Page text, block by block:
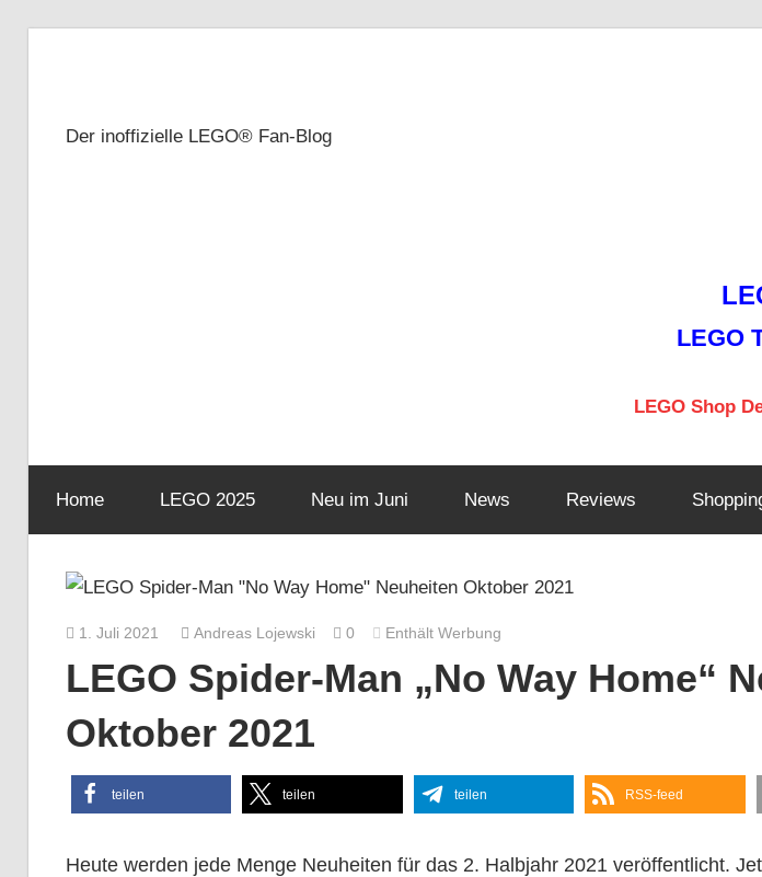
Der inoffizielle LEGO® Fan-Blog
LEGO
LEGO Shop
Home LEGO 2025 Neu im Juni News Reviews
1. Juli 2021 Andreas Lojewski 0 Enthält Werbung
LEGO Spider-Man „No Way Home“
Oktober 2021
teilen teilen teilen RSS-feed
Heute werden jede Menge Neuheiten für das 2. Halbjahr 2021 veröffentlicht.